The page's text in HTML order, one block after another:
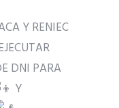
Y RENIEC
DNI PARA
Y